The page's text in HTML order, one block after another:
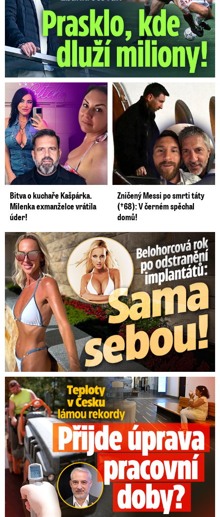
Bitva o kuchaře Kašpárka.
Milenka exmanželce vrátila
úder!
Zničený Messi po smrti táty
(†68): V černém spěchal
domů!
Belohorcová rok po odstranění implantátů: Konečně sama sebou
Teploty v Česku lámou rekordy: Přijde úprava pracovní doby?